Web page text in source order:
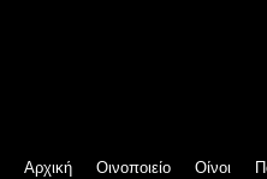
Αρχική Οινοποιείο Οίνοι